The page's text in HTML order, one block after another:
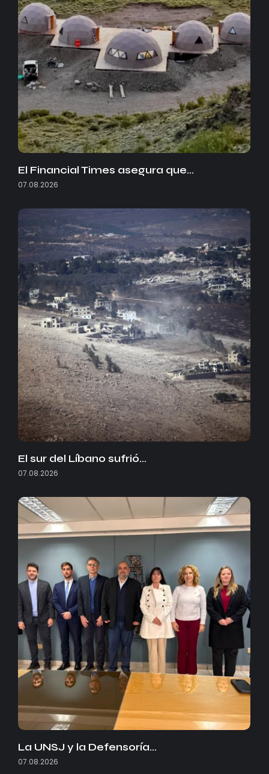
El Financial Times asegura que…
07.08.2026
El sur del Líbano sufrió…
07.08.2026
La UNSJ y la Defensoría…
07.08.2026